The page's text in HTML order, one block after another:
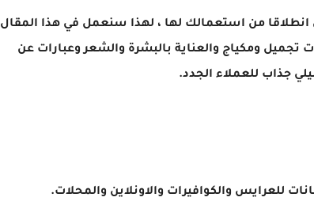
انطلاقا من استعمالك لها ، لهذا سنعمل في هذا المقال
ومكياج والعناية بالبشرة والشعر وعبارات عن
جذاب للعملاء الجدد.
للعرايس والكوافيرات والاونلاين والمحلات.